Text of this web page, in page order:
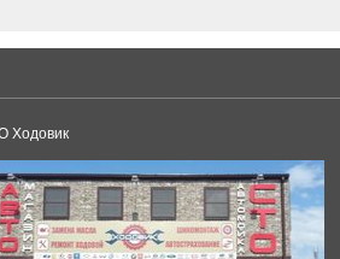
Ходовик